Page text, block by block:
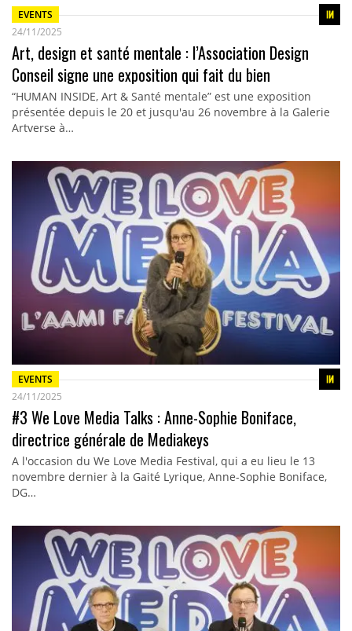
EVENTS
24/11/2025
Art, design et santé mentale : l’Association Design
Conseil signe une exposition qui fait du bien
“HUMAN INSIDE, Art & Santé mentale” est une exposition
présentée depuis le 20 et jusqu'au 26 novembre à la Galerie
Artverse à…
EVENTS
24/11/2025
#3 We Love Media Talks : Anne-Sophie Boniface,
directrice générale de Mediakeys
A l'occasion du We Love Media Festival, qui a eu lieu le 13
novembre dernier à la Gaité Lyrique, Anne-Sophie Boniface,
DG…